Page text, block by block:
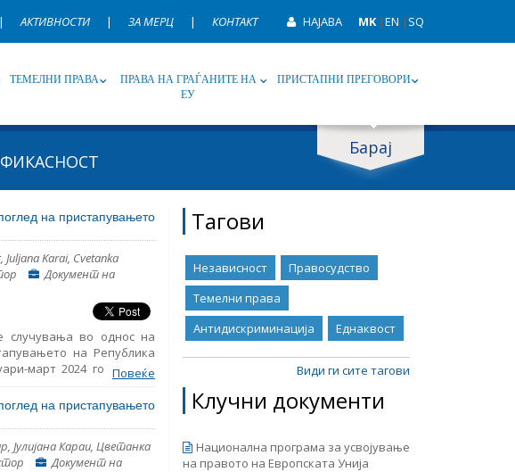
| АКТИВНОСТИ | ЗА МЕРЦ | КОНТАКТ НАЈАВА MK|EN | SQ
ТЕМЕЛНИ ПРАВА
ПРАВА НА ГРАЃАНИТЕ НА
ЕУ
ПРИСТАПНИ ПРЕГОВОРИ
Барај
клучен збор
на пристапувањето
Juljana Karai, Cvetanka
Документ на
случувања во однос на
на Република
март 2024 година. Во
основните аспекти за
поврзани со
реформата на јавната
права.
Повеќе
на пристапувањето
Јулијана Караи, Цветанка
Документ на
Тагови
Независност
Правосудство
Темелни права
Антидискриминација
Еднаквост
Види ги сите тагови
Клучни документи
Национална програма за усвојување
на правото на Европската Унија